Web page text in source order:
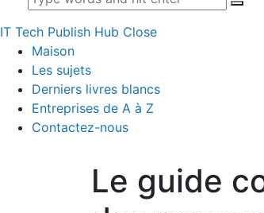
IT Tech Publish Hub Close
Maison
Les sujets
Derniers livres blancs
Entreprises de A à Z
Contactez-nous
Le guide